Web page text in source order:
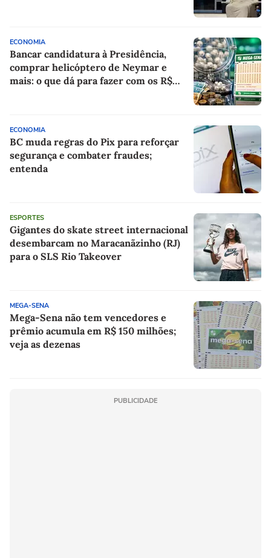
ECONOMIA
Bancar candidatura à Presidência,
comprar helicóptero de Neymar e
mais: o que dá para fazer com os R$
ECONOMIA
BC muda regras do Pix para reforçar
segurança e combater fraudes;
entenda
ESPORTES
Gigantes do skate street internacional
desembarcam no Maracanãzinho (RJ)
para o SLS Rio Takeover
MEGA-SENA
Mega-Sena não tem vencedores e
prêmio acumula em R$ 150 milhões;
veja as dezenas
PUBLICIDADE